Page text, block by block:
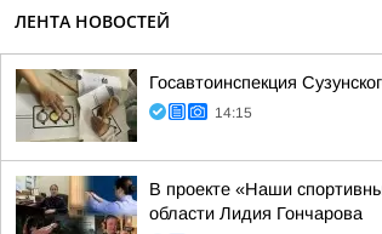
ЛЕНТА НОВОСТЕЙ
Госавтоинспекция
14:15
В проекте «Наши
области Лидия Гончарова